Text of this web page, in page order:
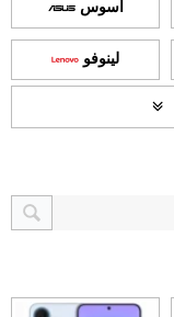
أسوس
لينوفو